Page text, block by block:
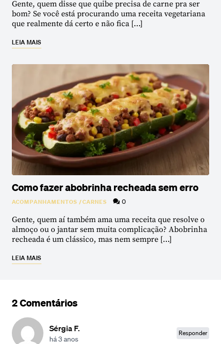
Gente, quem disse que quibe precisa de carne pra ser
bom? Se você está procurando uma receita vegetariana
que realmente dá certo e não fica […]
LEIA MAIS
Como fazer abobrinha recheada sem erro
ACOMPANHAMENTOS /CARNES 0
Gente, quem aí também ama uma receita que resolve o
almoço ou o jantar sem muita complicação? Abobrinha
recheada é um clássico, mas nem sempre […]
LEIA MAIS
2 Comentários
Sérgia F.
há 3 anos
Responder